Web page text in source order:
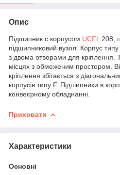
Опис
Підшипник c корпусом UCFL 208,
підшипниковий вузол. Корпус
з двома отворами для кріплення.
місцях з обмеженим простором.
кріплення збігається з
корпусів типу F. Підшипники в
конвеєрному обладнанні.
Приховати
Характеристики
Основні